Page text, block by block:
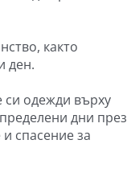
както
ден.
си одежди върху
дни през
спасение за